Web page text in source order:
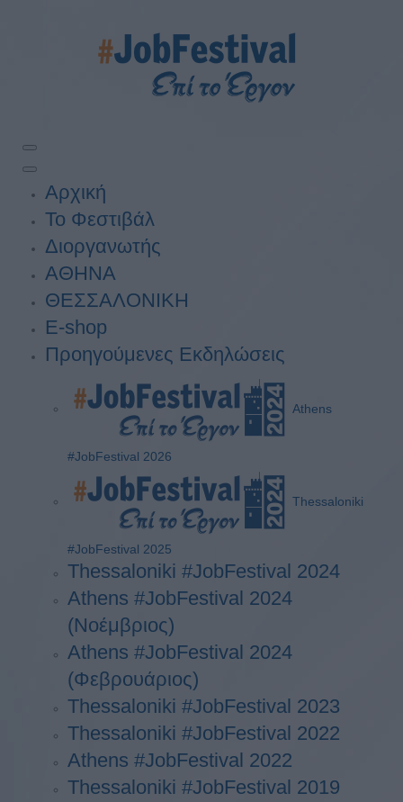
Αρχική
Το Φεστιβάλ
Διοργανωτής
ΑΘΗΝΑ
ΘΕΣΣΑΛΟΝΙΚΗ
E-shop
Προηγούμενες Εκδηλώσεις
Athens
#JobFestival 2026
Thessaloniki
#JobFestival 2025
Thessaloniki #JobFestival 2024
Athens #JobFestival 2024
(Νοέμβριος)
Athens #JobFestival 2024
(Φεβρουάριος)
Thessaloniki #JobFestival 2023
Thessaloniki #JobFestival 2022
Athens #JobFestival 2022
Thessaloniki #JobFestival 2019